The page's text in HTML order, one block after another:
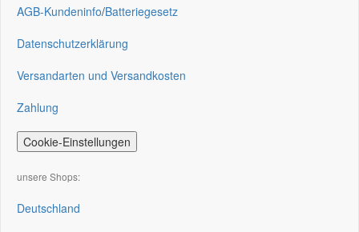
AGB-Kundeninfo/Batteriegesetz
Datenschutzerklärung
Versandarten und Versandkosten
Zahlung
Cookie-Einstellungen
unsere Shops:
Deutschland